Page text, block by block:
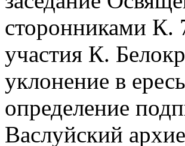
сторонниками К.
участия К.
уклонение в
определение
Васлуйский